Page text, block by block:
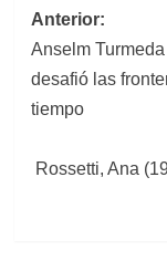
de
entradas
Anterior:
Anselm
desafió las
tiempo
Rossetti, Ana